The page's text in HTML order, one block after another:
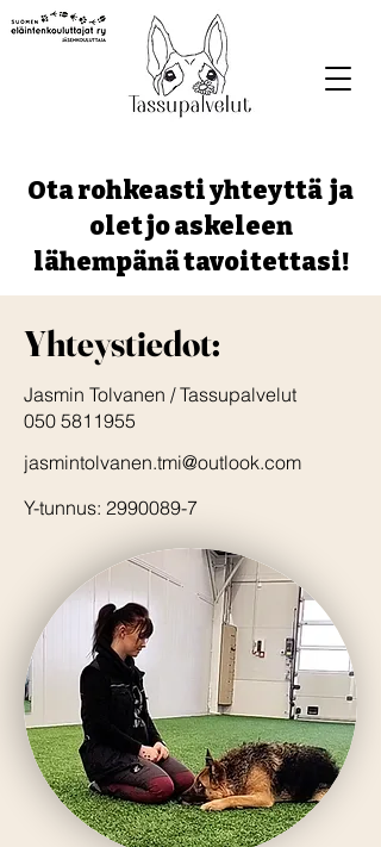
Ota rohkeasti yhteyttä ja
olet jo askeleen
lähempänä tavoitettasi!
Yhteystiedot:
Jasmin Tolvanen / Tassupalvelut
050 5811955
jasmintolvanen.tmi@outlook.com
Y-tunnus: 2990089-7